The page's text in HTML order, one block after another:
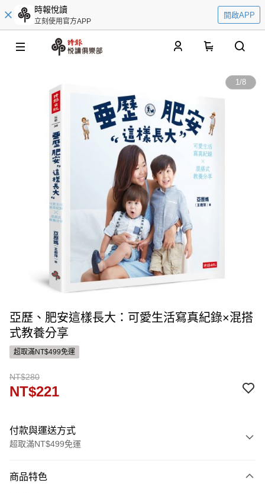
時報悅讀
立刻使用官方APP
開啟APP
1/8
亞歷、肥安這樣長大：可愛生活寫真紀錄×混搭
式教養分享
超取滿NT$499免運
NT$280
NT$221
付款與運送方式
超取滿NT$499免運
信用卡一次付款
商品特色